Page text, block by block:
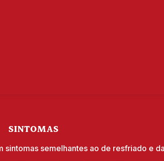
SINTOMAS
sintomas semelhantes ao de resfriado e